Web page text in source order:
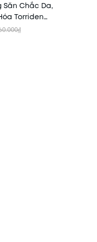
Săn Chắc Da,
Torriden
60ml